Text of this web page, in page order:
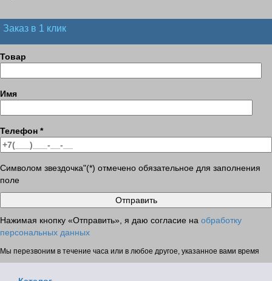
Заказ в 1 клик
Товар
Имя
Телефон *
Символом звездочка"(*) отмечено обязательное для заполнения
поле
Нажимая кнопку «Отправить», я даю согласие на обработку
персональных данных
Мы перезвоним в течение часа или в любое другое, указанное вами время